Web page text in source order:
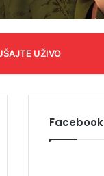
UŽIVO
Facebook